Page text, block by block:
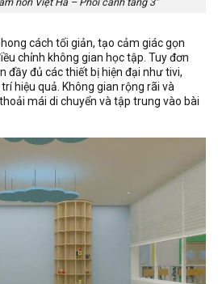
cách tối giản, tạo cảm giác gọn
chỉnh không gian học tập. Tuy đơn
đầy đủ các thiết bị hiện đại như tivi,
hiệu quả. Không gian rộng rãi và
mái di chuyển và tập trung vào bài